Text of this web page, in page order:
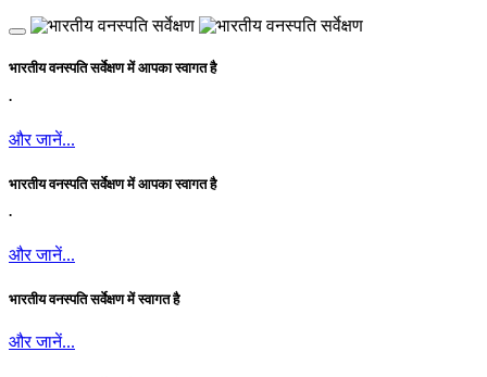
भारतीय वनस्पति सर्वेक्षण में आपका स्वागत है
.
और जानें...
भारतीय वनस्पति सर्वेक्षण में आपका स्वागत है
.
और जानें...
भारतीय वनस्पति सर्वेक्षण में स्वागत है
और जानें...